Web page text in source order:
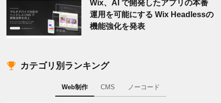
Wix、AI で開発したアプリの本番
運用を可能にする Wix Headlessの
機能強化を発表
カテゴリ別ランキング
Web制作 CMS ノーコード